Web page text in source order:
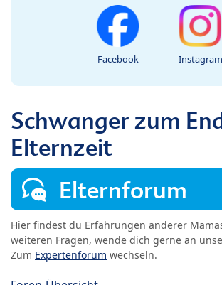
Facebook Instagram
Schwanger zum
Elternzeit
Elternforum
Hier findest du Erfahrungen anderer
weiteren Fragen, wende dich gerne an
Zum Expertenforum wechseln.